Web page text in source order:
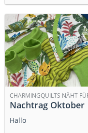
CHARMINGQUILTS NÄHT
Nachtrag Oktober
Hallo